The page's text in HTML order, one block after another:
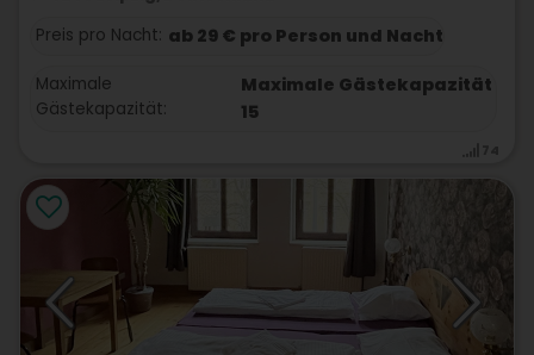
Preis pro Nacht: ab 29 € pro Person und Nacht
Maximale
Gästekapazität:
Maximale Gästekapazität
15